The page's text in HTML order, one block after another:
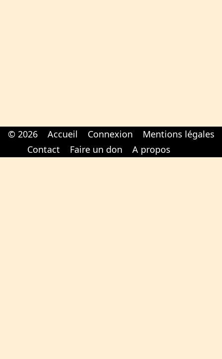
© 2026 Accueil Connexion
Mentions légales
Contact
Faire un don A propos